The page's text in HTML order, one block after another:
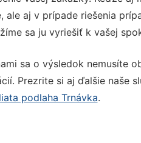
ale aj v prípade riešenia
sa ju vyriešiť k vašej
sa o výsledok nemusíte
Prezrite si aj ďalšie naše
podlaha Trnávka.